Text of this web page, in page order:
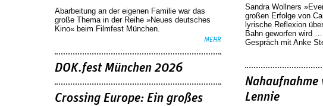
Abarbeitung an der eigenen Familie war das
große Thema in der Reihe »Neues deutsches
Kino« beim Filmfest München.
MEHR
DOK.fest München 2026
Crossing Europe: Ein großes
Sandra Wollners
großen Erfolge von
lyrische Reflexion
Bahn geworfen wird
Gespräch mit Anke
Nahaufnahme
Lennie